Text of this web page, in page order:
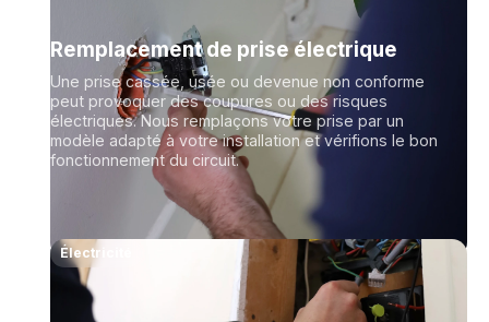
Remplacement de prise électrique
Une prise cassée, usée ou devenue non conforme
peut provoquer des coupures ou des risques
électriques. Nous remplaçons votre prise par un
modèle adapté à votre installation et vérifions le bon
fonctionnement du circuit.
Électricité